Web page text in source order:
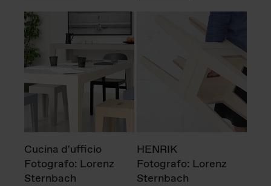
Cucina d'ufficio
Fotografo: Lorenz
Sternbach
HENRIK
Fotografo: Lorenz
Sternbach